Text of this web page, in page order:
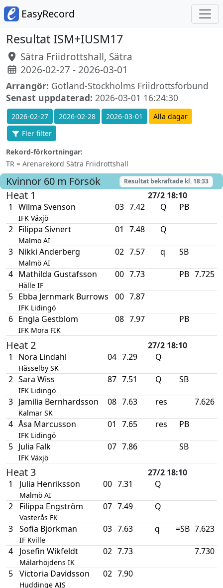
EasyRecord
Resultat ISM+IUSM17
Sätra Friidrottshall, Sätra
2026-02-27 - 2026-03-01
Arrangör: Gotland-Stockholms Friidrottsförbund
Senast uppdaterad: 2026-03-01 16:24:30
2026-02-27 2026-02-28 2026-03-01
Alla dagar
Fler filter
Rekord-förkortningar:
TR = Arenarekord Sätra Friidrottshall
Kvinnor 60 m Försök Resultat bekräftade kl. 18:33
Heat 1
27/2 18:10
1
Wilma Svenson
IFK Växjö
03 7.42 Q PB
2 Filippa Sivnert
Malmö AI
01 7.48 Q
3 Nikki Anderberg
Malmö AI
02 7.57 q SB
4 Mathilda Gustafsson
Hälle IF
00 7.73 PB 7.725
5 Ebba Jernmark Burrows
IFK Lidingö
00 7.87
6 Engla Gestblom
IFK Mora FIK
08 7.97 PB
Heat 2
27/2 18:10
1
Nora Lindahl
Hässelby SK
04 7.29 Q
2 Sara Wiss
IFK Lidingö
87 7.51 Q SB
3 Jamilia Bernhardsson
Kalmar SK
08 7.63 res 7.626
4 Åsa Marcusson
IFK Lidingö
01 7.65 res PB
5 Julia Falk
IFK Växjö
07 7.86 SB
Heat 3
27/2 18:10
1
Julia Henriksson
Malmö AI
00 7.31 Q
2 Filippa Engström
Västerås FK
07 7.49 Q
3 Sofia Björkman
IF Kville
03 7.63 q =SB 7.623
4 Josefin Wikfeldt
Mälarhöjdens IK
02 7.73 7.730
5 Victoria Davidsson
Huddinge AIS
02 7.90